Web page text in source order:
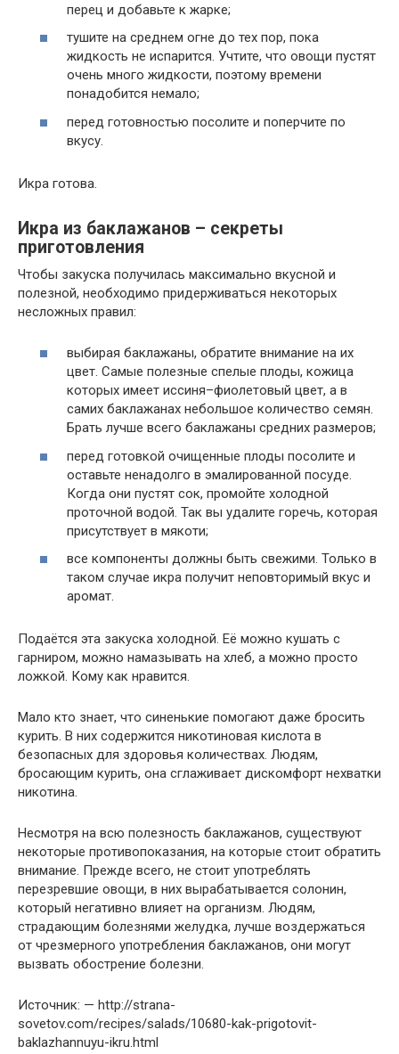
перец и добавьте к жарке;
тушите на среднем огне до тех пор, пока
жидкость не испарится. Учтите, что овощи пустят
очень много жидкости, поэтому времени
понадобится немало;
перед готовностью посолите и поперчите по
вкусу.
Икра готова.
Икра из баклажанов – секреты
приготовления
Чтобы закуска получилась максимально вкусной и
полезной, необходимо придерживаться некоторых
несложных правил:
выбирая баклажаны, обратите внимание на их
цвет. Самые полезные спелые плоды, кожица
которых имеет иссиня–фиолетовый цвет, а в
самих баклажанах небольшое количество семян.
Брать лучше всего баклажаны средних размеров;
перед готовкой очищенные плоды посолите и
оставьте ненадолго в эмалированной посуде.
Когда они пустят сок, промойте холодной
проточной водой. Так вы удалите горечь, которая
присутствует в мякоти;
все компоненты должны быть свежими. Только в
таком случае икра получит неповторимый вкус и
аромат.
Подаётся эта закуска холодной. Её можно кушать с
гарниром, можно намазывать на хлеб, а можно просто
ложкой. Кому как нравится.
Мало кто знает, что синенькие помогают даже бросить
курить. В них содержится никотиновая кислота в
безопасных для здоровья количествах. Людям,
бросающим курить, она сглаживает дискомфорт нехватки
никотина.
Несмотря на всю полезность баклажанов, существуют
некоторые противопоказания, на которые стоит обратить
внимание. Прежде всего, не стоит употреблять
перезревшие овощи, в них вырабатывается солонин,
который негативно влияет на организм. Людям,
страдающим болезнями желудка, лучше воздержаться
от чрезмерного употребления баклажанов, они могут
вызвать обострение болезни.
Источник: — http://strana-
sovetov.com/recipes/salads/10680-kak-prigotovit-
baklazhannuyu-ikru.html